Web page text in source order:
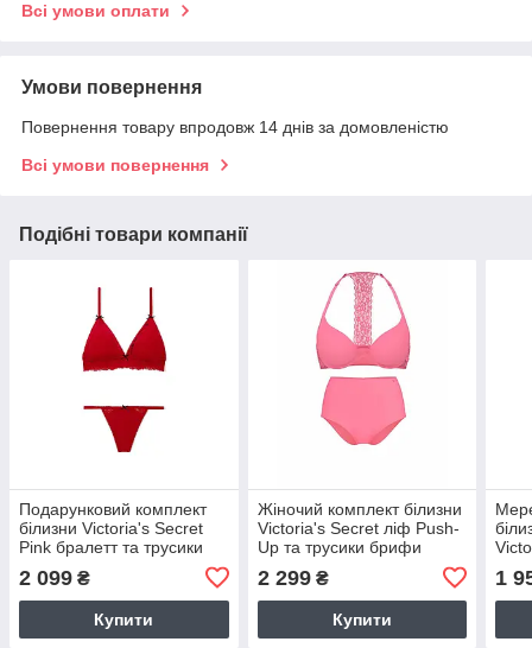
Всі умови оплати
Умови повернення
Повернення товару впродовж 14 днів за домовленістю
Всі умови повернення
Подібні товари компанії
Подарунковий комплект
білизни Victoria's Secret
Pink бралетт та трусики
(Червоний S)
2 099 ₴
Купити
Жіночий комплект білизни
Victoria's Secret ліф Push-
Up та трусики брифи
34A/S)
2 299₴
Купити
1